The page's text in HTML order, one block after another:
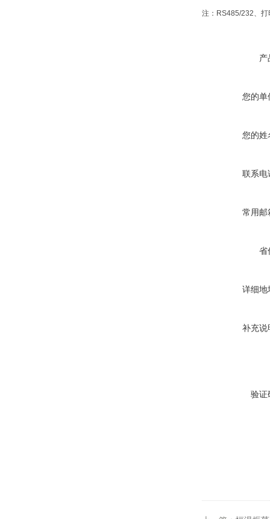
注： RS485/232、
产
您的单
您的姓
联系电
常用邮
省
详细地
补充说
验证